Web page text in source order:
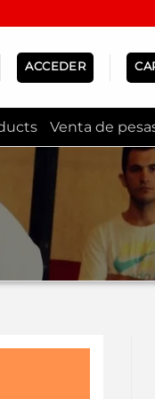
ACCEDER
Venta de